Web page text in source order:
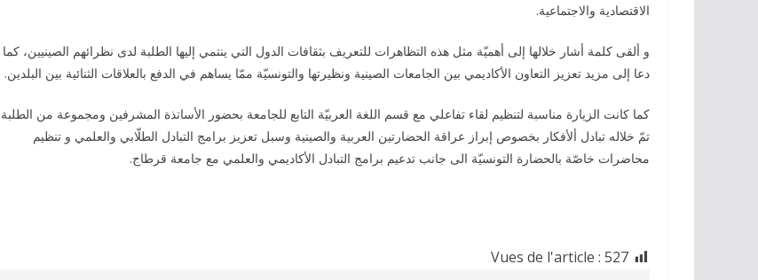
الاقتصادية والاجتماعية.
و ألقى كلمة أشار خلالها إلى أهميّة مثل هذه التظاهرات للتعريف بثقافات الدول التي ينتمي إليها الطلبة لدى نظرائهم الصينيين، كما
دعا إلى مزيد تعزيز التعاون الأكاديمي بين الجامعات الصينية ونظيرتها والتونسيّة ممّا يساهم في الدفع بالعلاقات الثنائية بين البلدين.
كما كانت الزيارة مناسبة لتنظيم لقاء تفاعلي مع قسم اللغة العربيّة التابع للجامعة بحضور الأساتذة المشرفين ومجموعة من الطلبة
تمّ خلاله تبادل ألأفكار بخصوص إبراز عراقة الحضارتين العربية والصينية وسبل تعزيز برامج التبادل الطلّابي والعلمي و تنظيم
محاضرات خاصّة بالحضارة التونسيّة الى جانب تدعيم برامج التبادل الأكاديمي والعلمي مع جامعة قرطاج.
Vues de l'article : 527